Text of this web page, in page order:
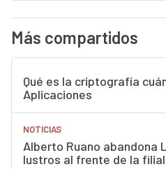
Más compartidos
Qué es la criptografía
Aplicaciones
NOTICIAS
Alberto Ruano abandona
lustros al frente de la filial